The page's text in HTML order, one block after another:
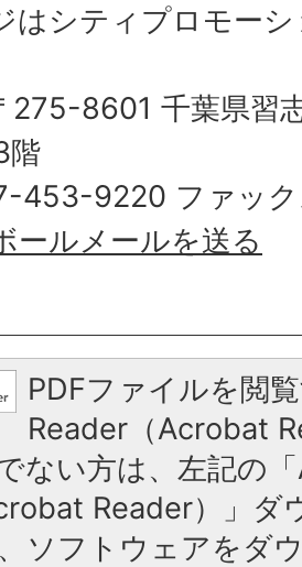
はシティプロモー
275-8601 千葉県習
階
453-9220 ファッ
ールメールを送る
PDFファイルを閲
Reader（Acrobat
ない方は、左記の
Reader）」ダ
ソフトウェアをダ